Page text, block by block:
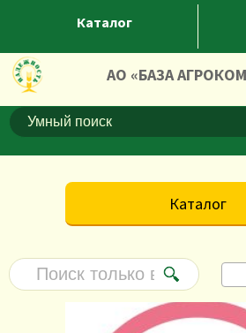
Каталог
АО «БАЗА
Каталог